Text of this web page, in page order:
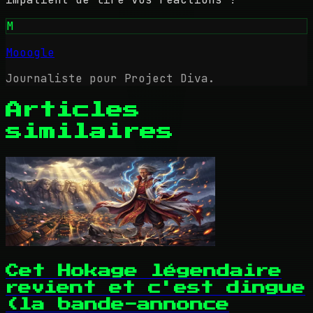
M
Mooogle
Journaliste pour Project Diva.
Articles
similaires
Cet Hokage légendaire
revient et c'est dingue
(la bande-annonce